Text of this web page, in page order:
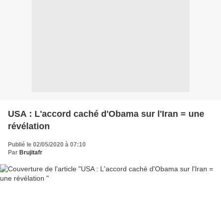
USA : L'accord caché d'Obama sur l'Iran = une
révélation
Publié le 02/05/2020 à 07:10
Par Brujitafr